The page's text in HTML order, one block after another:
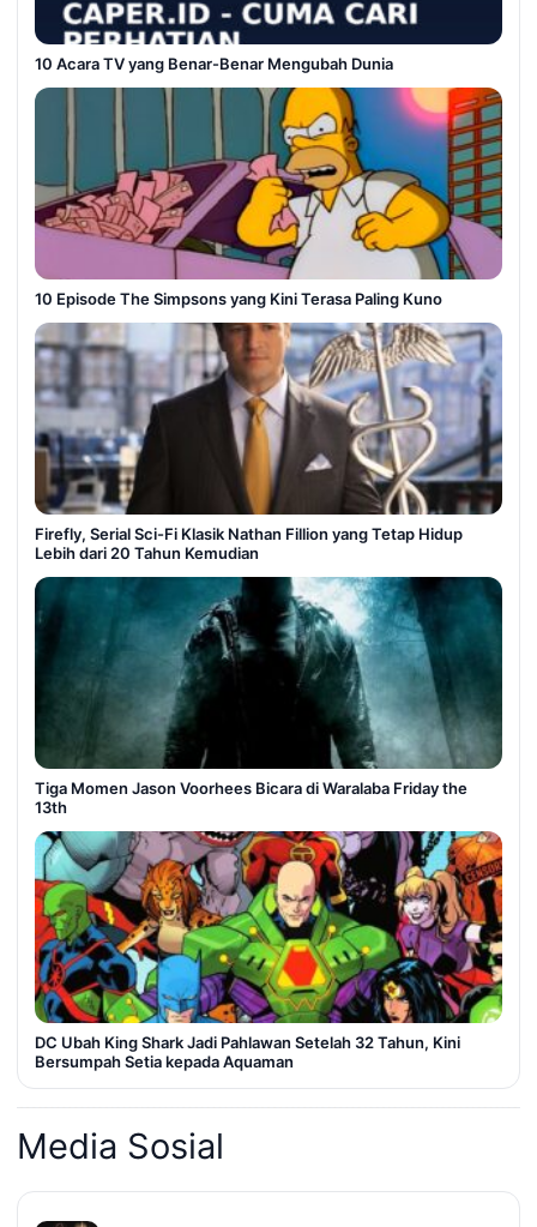
10 Acara TV yang Benar-Benar Mengubah Dunia
10 Episode The Simpsons yang Kini Terasa Paling Kuno
Firefly, Serial Sci-Fi Klasik Nathan Fillion yang Tetap Hidup
Lebih dari 20 Tahun Kemudian
Tiga Momen Jason Voorhees Bicara di Waralaba Friday the
13th
DC Ubah King Shark Jadi Pahlawan Setelah 32 Tahun, Kini
Bersumpah Setia kepada Aquaman
Media Sosial